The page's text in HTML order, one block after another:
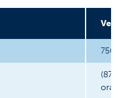
750-
(875
oraal